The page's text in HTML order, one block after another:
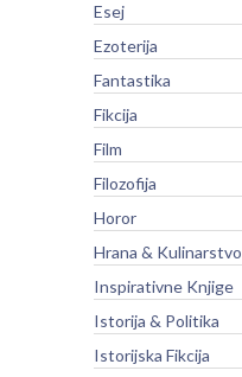
Esej
Ezoterija
Fantastika
Fikcija
Film
Filozofija
Horor
Hrana & Kulinarstvo
Inspirativne Knjige
Istorija & Politika
Istorijska Fikcija